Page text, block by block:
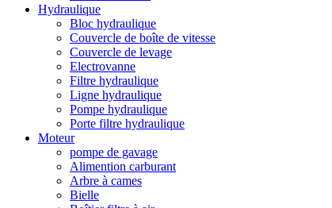
Hydraulique
Bloc hydraulique
Couvercle de boîte de vitesse
Couvercle de levage
Electrovanne
Filtre hydraulique
Ligne hydraulique
Pompe hydraulique
Porte filtre hydraulique
Moteur
pompe de gavage
Alimention carburant
Arbre à cames
Bielle